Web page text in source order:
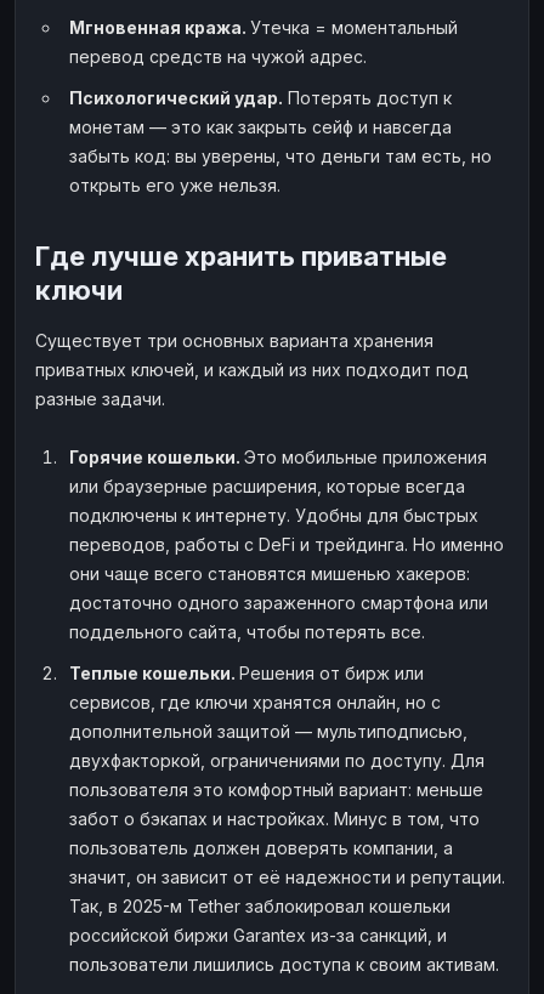
Мгновенная кража. Утечка = моментальный
перевод средств на чужой адрес.
Психологический удар. Потерять доступ к
монетам — это как закрыть сейф и навсегда
забыть код: вы уверены, что деньги там есть, но
открыть его уже нельзя.
Где лучше хранить приватные
ключи
Существует три основных варианта хранения
приватных ключей, и каждый из них подходит под
разные задачи.
Горячие кошельки. Это мобильные приложения
или браузерные расширения, которые всегда
подключены к интернету. Удобны для быстрых
переводов, работы с DeFi и трейдинга. Но именно
они чаще всего становятся мишенью хакеров:
достаточно одного зараженного смартфона или
поддельного сайта, чтобы потерять все.
Теплые кошельки. Решения от бирж или
сервисов, где ключи хранятся онлайн, но с
дополнительной защитой — мультиподписью,
двухфакторкой, ограничениями по доступу. Для
пользователя это комфортный вариант: меньше
забот о бэкапах и настройках. Минус в том, что
пользователь должен доверять компании, а
значит, он зависит от её надежности и репутации.
Так, в 2025-м Tether заблокировал кошельки
российской биржи Garantex из-за санкций, и
пользователи лишились доступа к своим активам.